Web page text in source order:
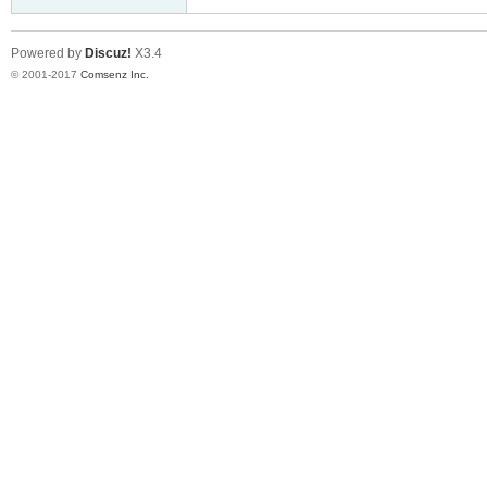
Powered by Discuz! X3.4
© 2001-2017 Comsenz Inc.